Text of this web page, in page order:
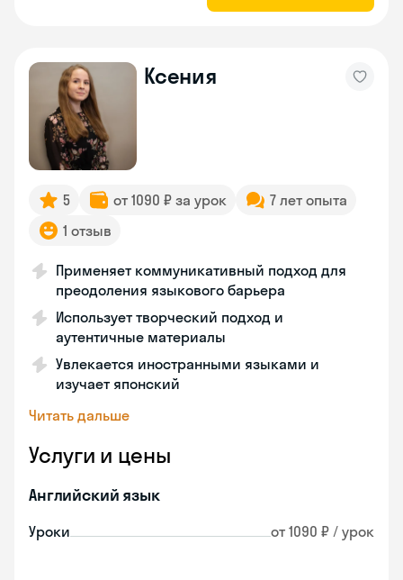
Ксения
5 от 1090 ₽ за урок
7 лет опыта
1 отзыв
Применяет коммуникативный подход для
преодоления языкового барьера
Использует творческий подход и
аутентичные материалы
Увлекается иностранными языками и
изучает японский
Читать дальше
Услуги и цены
Английский язык
Уроки от 1090 ₽ / урок